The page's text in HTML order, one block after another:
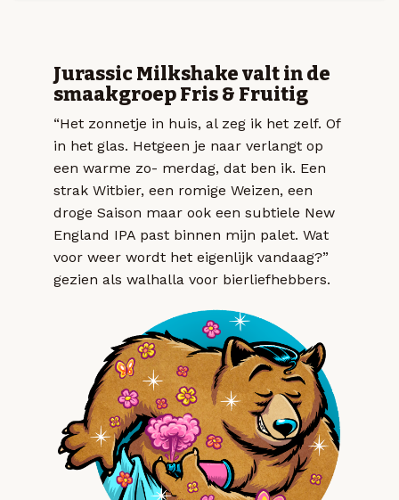
Jurassic Milkshake valt in de
smaakgroep Fris & Fruitig
“Het zonnetje in huis, al zeg ik het zelf. Of
in het glas. Hetgeen je naar verlangt op
een warme zo- merdag, dat ben ik. Een
strak Witbier, een romige Weizen, een
droge Saison maar ook een subtiele New
England IPA past binnen mijn palet. Wat
voor weer wordt het eigenlijk vandaag?”
gezien als walhalla voor bierliefhebbers.